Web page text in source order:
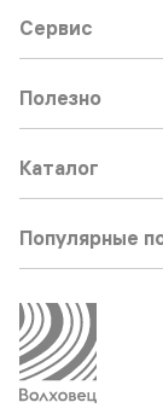
Сервис
Полезно
Каталог
Популярные